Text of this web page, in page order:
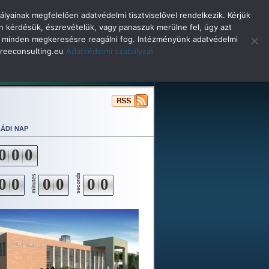
nap
0 0
0 minutes 0 0 seconds 0 0
megfelelően adatvédelmi tisztviselővel rendelkezik. Kérjük
kérdésük, észrevételük, vagy panaszuk merülne fel, úgy azt
megkeresésre reagálni fog. Intézményünk adatvédelmi
Adatvédelmi szabályzat